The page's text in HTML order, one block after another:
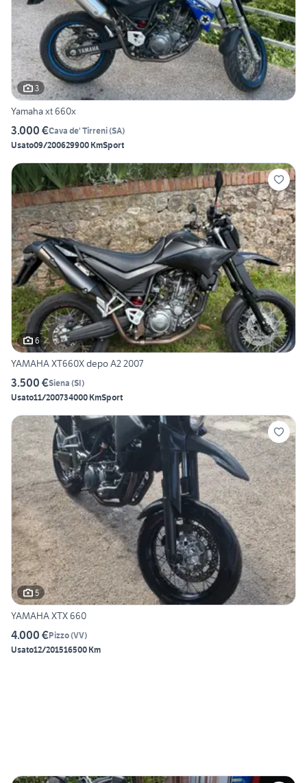
3
Yamaha xt 660x
3.000 €Cava de' Tirreni(SA)
Usato09/200629900 KmSport
6
YAMAHA XT660X depo A2 2007
3.500 €Siena (SI)
Usato11/200734000 KmSport
5
YAMAHA XTX 660
4.000 €Pizzo(VV)
Usato12/201516500 Km